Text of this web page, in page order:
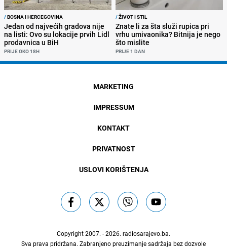
/BOSNA I HERCEGOVINA
Jedan od najvećih gradova nije
na listi: Ovo su lokacije prvih Lidl
prodavnica u BiH
PRIJE OKO 18H
/ŽIVOT I STIL
Znate li za šta služi rupica pri
vrhu umivaonika? Bitnija je nego
što mislite
PRIJE 1 DAN
MARKETING
IMPRESSUM
KONTAKT
PRIVATNOST
USLOVI KORIŠTENJA
Copyright 2007. - 2026. radiosarajevo.ba.
Sva prava pridržana. Zabranjeno preuzimanje sadržaja bez dozvole